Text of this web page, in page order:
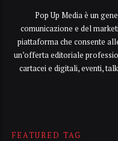
Pop Up Media è un
comunicazione e del
piattaforma che consente
un’offerta editoriale
cartacei e digitali, eventi,
FEATURED TAG